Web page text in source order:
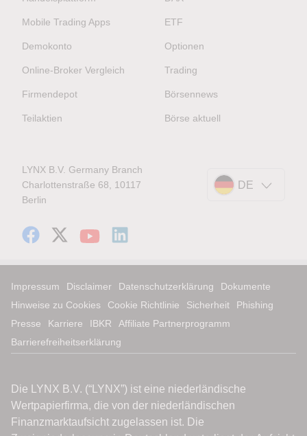
Mobile Trading Apps
Demokonto
Online-Broker Vergleich
Firmendepot
Teilaktien
ETF
Optionen
Trading
Börsennews
Börse aktuell
LYNX B.V. Germany Branch
Charlottenstraße 68, 10117
Berlin
DE
Impressum Disclaimer Datenschutzerklärung
Dokumente
Hinweise zu Cookies
Cookie Richtlinie Sicherheit
Phishing
Presse
Karriere IBKR
Affiliate Partnerprogramm
Barrierefreiheitserklärung